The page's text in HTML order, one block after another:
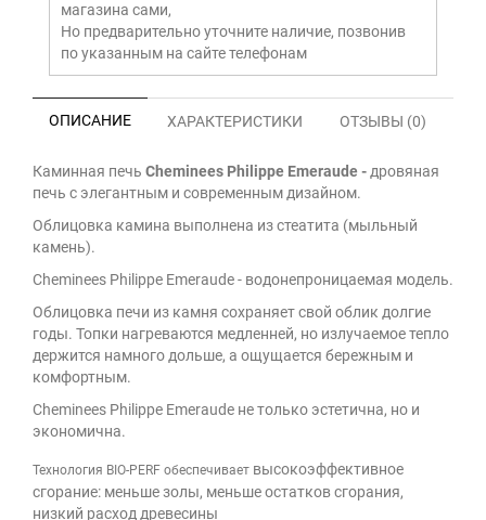
магазина сами,
Но предварительно уточните наличие, позвонив
по указанным на сайте телефонам
ОПИСАНИЕ ХАРАКТЕРИСТИКИ ОТЗЫВЫ (0)
Каминная печь Cheminees Philippe Emeraude - дровяная
печь с элегантным и современным дизайном.
Облицовка камина выполнена из стеатита (мыльный
камень).
Cheminees Philippe Emeraude - водонепроницаемая модель.
Облицовка печи из камня сохраняет свой облик долгие
годы. Топки нагреваются медленней, но излучаемое тепло
держится намного дольше, а ощущается бережным и
комфортным.
Cheminees Philippe Emeraude не только эстетична, но и
экономична.
Технология BIO-PERF обеспечивает высокоэффективное
сгорание: меньше золы, меньше остатков сгорания,
низкий расход древесины